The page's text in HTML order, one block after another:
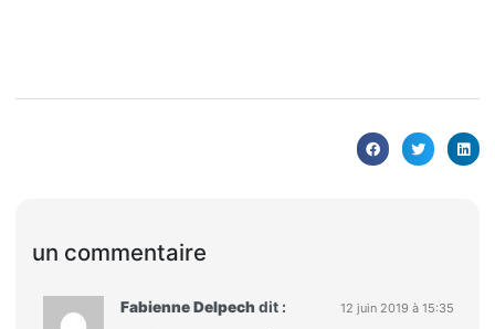
un commentaire
Fabienne Delpech dit : 12 juin 2019 à 15:35